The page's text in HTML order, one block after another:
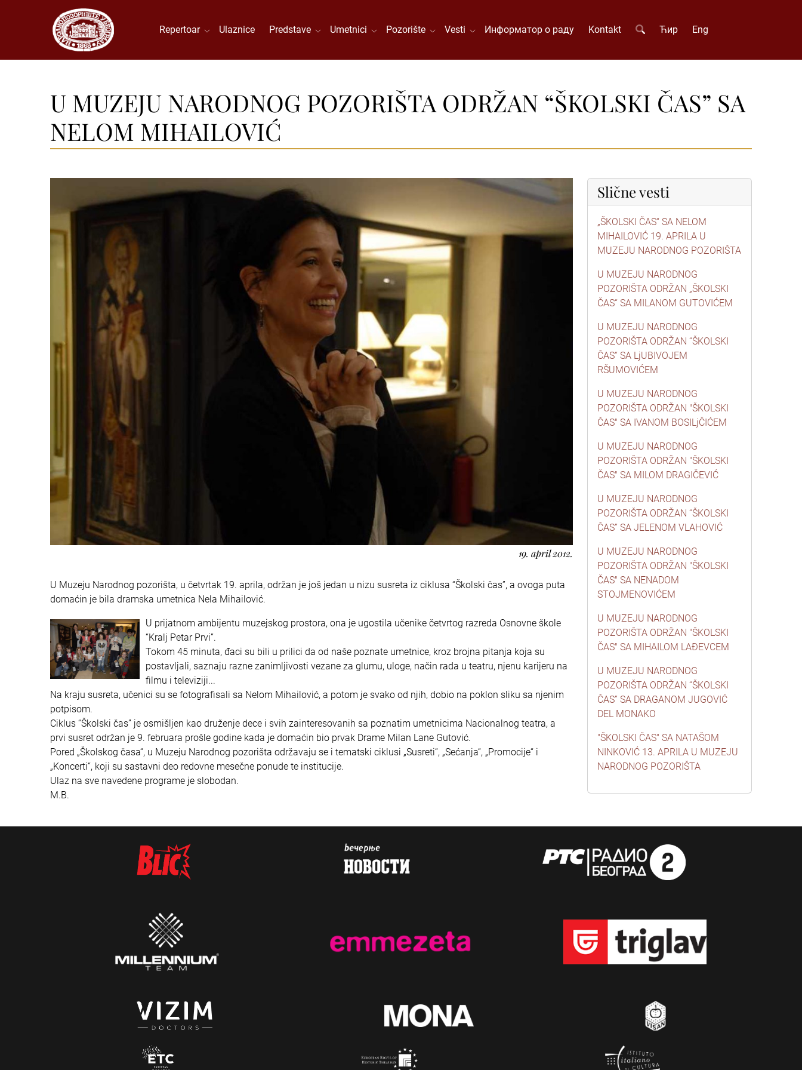
Repertoar Ulaznice Predstave Umetnici Pozorište Vesti Информатор о раду Kontakt Ћир Eng
U MUZEJU NARODNOG POZORIŠTA ODRŽAN “ŠKOLSKI ČAS” SA
NELOM MIHAILOVIĆ
19. april 2012.
U Muzeju Narodnog pozorišta, u četvrtak 19. aprila, održan je još jedan u nizu susreta iz ciklusa “Školski čas”, a ovoga puta
domaćin je bila dramska umetnica Nela Mihailović.
U prijatnom ambijentu muzejskog prostora, ona je ugostila učenike četvrtog razreda Osnovne škole
“Kralj Petar Prvi”.
Tokom 45 minuta, đaci su bili u prilici da od naše poznate umetnice, kroz brojna pitanja koja su
postavljali, saznaju razne zanimljivosti vezane za glumu, uloge, način rada u teatru, njenu karijeru na
filmu i televiziji...
Na kraju susreta, učenici su se fotografisali sa Nelom Mihailović, a potom je svako od njih, dobio na poklon sliku sa njenim
potpisom.
Ciklus “Školski čas” je osmišljen kao druženje dece i svih zainteresovanih sa poznatim umetnicima Nacionalnog teatra, a
prvi susret održan je 9. februara prošle godine kada je domaćin bio prvak Drame Milan Lane Gutović.
Pored „Školskog časa“, u Muzeju Narodnog pozorišta održavaju se i tematski ciklusi „Susreti“, „Sećanja“, „Promocije“ i
„Koncerti“, koji su sastavni deo redovne mesečne ponude te institucije.
Ulaz na sve navedene programe je slobodan.
M.B.
Slične vesti
„ŠKOLSKI ČAS“ SA NELOM
MIHAILOVIĆ 19. APRILA U
MUZEJU NARODNOG POZORIŠTA
U MUZEJU NARODNOG
POZORIŠTA ODRŽAN „ŠKOLSKI
ČAS“ SA MILANOM GUTOVIĆEM
U MUZEJU NARODNOG
POZORIŠTA ODRŽAN “ŠKOLSKI
ČAS“ SA LjUBIVOJEM
RŠUMOVIĆEM
U MUZEJU NARODNOG
POZORIŠTA ODRŽAN "ŠKOLSKI
ČAS" SA IVANOM BOSILjČIĆEM
U MUZEJU NARODNOG
POZORIŠTA ODRŽAN "ŠKOLSKI
ČAS" SA MILOM DRAGIČEVIĆ
U MUZEJU NARODNOG
POZORIŠTA ODRŽAN “ŠKOLSKI
ČAS” SA JELENOM VLAHOVIĆ
U MUZEJU NARODNOG
POZORIŠTA ODRŽAN "ŠKOLSKI
ČAS" SA NENADOM
STOJMENOVIĆEM
U MUZEJU NARODNOG
POZORIŠTA ODRŽAN "ŠKOLSKI
ČAS" SA MIHAILOM LAĐEVCEM
U MUZEJU NARODNOG
POZORIŠTA ODRŽAN “ŠKOLSKI
ČAS” SA DRAGANOM JUGOVIĆ
DEL MONAKO
"ŠKOLSKI ČAS" SA NATAŠOM
NINKOVIĆ 13. APRILA U MUZEJU
NARODNOG POZORIŠTA